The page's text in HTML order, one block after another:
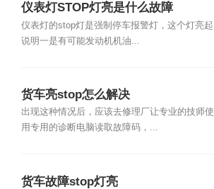
仪表灯STOP灯亮是什么故障
仪表灯的stop灯是强制停车报警灯，这个灯亮起
说明一是有可能发动机机油...
货车亮stop怎么解决
出现这种情况后，应该去修理厂让专业的技师使
用专用的诊断电脑读取故障码，...
货车故障stop灯亮